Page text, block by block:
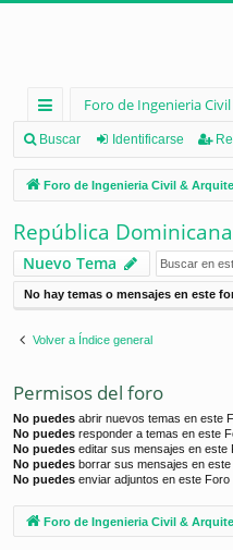
nl
ac
es
rá
pi
d
os
Foro de Ingenieria
Buscar Identificarse
Foro de Ingenieria Civil &
República Dominicana
Nuevo Tema
No hay temas o mensajes en este
Volver a Índice general
Permisos del foro
No puedes abrir nuevos temas en este
No puedes responder a temas en este
No puedes editar sus mensajes en este
No puedes borrar sus mensajes en
No puedes enviar adjuntos en este Foro
Foro de Ingenieria Civil &